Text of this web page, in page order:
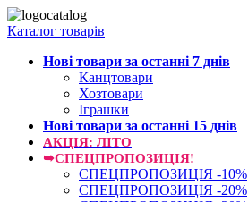
Каталог товарів
Нові товари за останнi 7 днiв
Канцтовари
Хозтовари
Іграшки
Нові товари за останнi 15 днiв
АКЦІЯ: ЛІТО
➥СПЕЦПРОПОЗИЦІЯ!
СПЕЦПРОПОЗИЦІЯ -10%
СПЕЦПРОПОЗИЦІЯ -20%